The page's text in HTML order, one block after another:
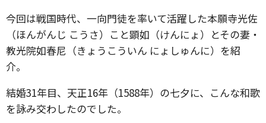
今回は戦国時代、一向門徒を率いて活躍した本願寺光佐
（ほんがんじ こうさ）こと顕如（けんにょ）とその妻・
教光院如春尼（きょうこういん にょしゅんに）を紹
介。
結婚31年目、天正16年（1588年）の七夕に、こんな和歌
を詠み交わしたのでした。